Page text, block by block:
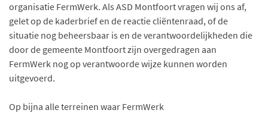
organisatie FermWerk. Als ASD Montfoort vragen wij ons af,
gelet op de kaderbrief en de reactie cliëntenraad, of de
situatie nog beheersbaar is en de verantwoordelijkheden die
door de gemeente Montfoort zijn overgedragen aan
FermWerk nog op verantwoorde wijze kunnen worden
uitgevoerd.
Op bijna alle terreinen waar FermWerk